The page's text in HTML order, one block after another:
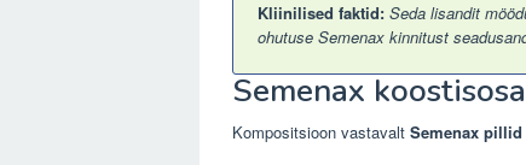
Kliinilised faktid: Seda lisandit
ohutuse Semenax kinnitust
Semenax
Kompositsioon vastavalt Semenax pillid